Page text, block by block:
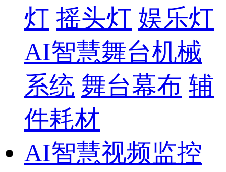
灯 摇头灯 娱乐灯
AI智慧舞台机械
系统 舞台幕布 辅
件耗材
AI智慧视频监控